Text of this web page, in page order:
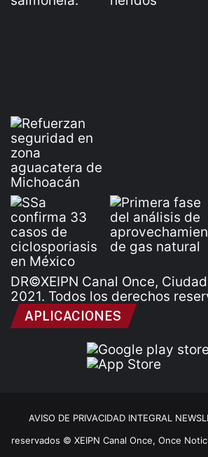
DR©XEIPN Canal Once,
2021. Todos los derechos
APLICACIONES
AVISO DE PRIVACIDAD INTEGRAL
reservados © XEIPN Canal Once, Once